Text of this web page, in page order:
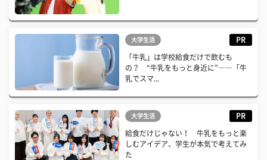
大学生活 PR
「牛乳」は学校給食だけで飲むも
の？ “牛乳をもっと身近に”――「牛
乳でスマ...
大学生活 PR
給食だけじゃない！ 牛乳をもっと楽
しむアイデア、学生が本気で考えてみ
た